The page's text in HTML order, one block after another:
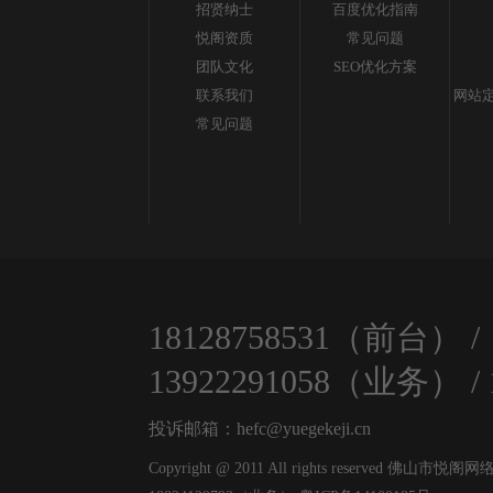
招贤纳士
悦阁资质
团队文化
联系我们
常见问题
百度优化指南
常见问题
SEO优化方案
网站
18128758531（前台）
/
13922291058（业务）
/
投诉邮箱：hefc@yuegekeji.cn
Copyright @ 2011 All rights reserved 佛山市悦阁网